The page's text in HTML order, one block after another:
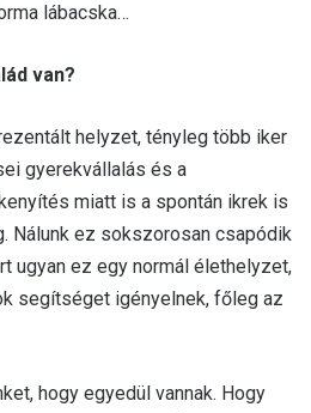
lábacska…
van?
helyzet, tényleg több iker
gyerekvállalás és a
miatt is a spontán ikrek is
Nálunk ez sokszorosan csapódik
ugyan ez egy normál élethelyzet,
segítséget igényelnek, főleg az
hogy egyedül vannak. Hogy